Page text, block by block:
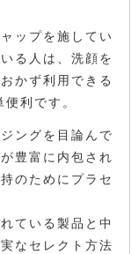
ップを施してい
る人は、洗顔を
かず利用できる
利です。
ングを目論んで
豊富に内包され
のためにプラセ
ている製品と中
なセレクト方法